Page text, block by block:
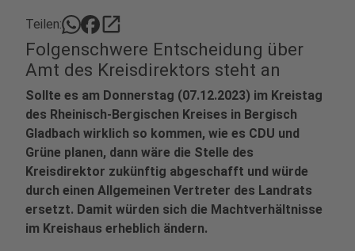
Teilen: open_in_new
Folgenschwere Entscheidung über
Amt des Kreisdirektors steht an
Sollte es am Donnerstag (07.12.2023) im Kreistag
des Rheinisch-Bergischen Kreises in Bergisch
Gladbach wirklich so kommen, wie es CDU und
Grüne planen, dann wäre die Stelle des
Kreisdirektor zukünftig abgeschafft und würde
durch einen Allgemeinen Vertreter des Landrats
ersetzt. Damit würden sich die Machtverhältnisse
im Kreishaus erheblich ändern.